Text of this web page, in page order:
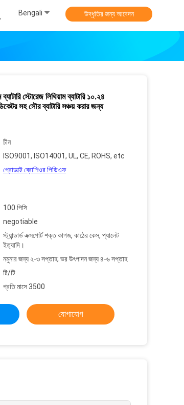
Bengali উদ্ধৃতির জন্য আবেদন
স্টোরেজ লিথিয়াম ব্যাটারি ১০.২৪
সহ সৌর ব্যাটারি সঞ্চয় করার জন্য
চীন
ISO9001, ISO14001, UL, CE, ROHS, etc
প্রোডাক্ট ব্রোশিওর পিডিএফ
100 পিসি
negotiable
স্ট্যান্ডার্ড এক্সপোর্ট শক্ত কাগজ, কাঠের কেস, প্যালেট
ইত্যাদি।
নমুনার জন্য ২-৩ সপ্তাহ; ভর উৎপাদন জন্য ৪-৬ সপ্তাহ
টি/টি
প্রতি মাসে 3500
যোগাযোগ